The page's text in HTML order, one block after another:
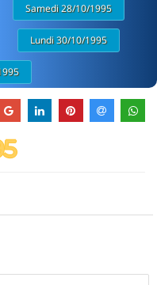
Samedi 28/10/1995
Lundi 30/10/1995